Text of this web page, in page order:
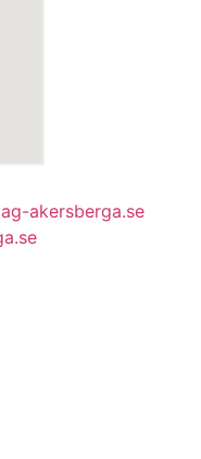
akersberga.se